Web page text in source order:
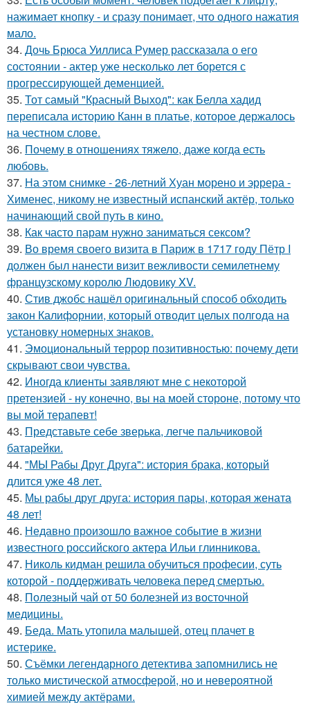
нажимает кнопку - и сразу понимает, что одного нажатия
мало.
34. Дочь Брюса Уиллиса Румер рассказала о его
состоянии - актер уже несколько лет борется с
прогрессирующей деменцией.
35. Тот самый "Красный Выход": как Белла хадид
переписала историю Канн в платье, которое держалось
на честном слове.
36. Почему в отношениях тяжело, даже когда есть
любовь.
37. На этом снимке - 26-летний Хуан морено и эррера -
Хименес, никому не известный испанский актёр, только
начинающий свой путь в кино.
38. Как часто парам нужно заниматься сексом?
39. Во время своего визита в Париж в 1717 году Пётр I
должен был нанести визит вежливости семилетнему
французскому королю Людовику XV.
40. Стив джобс нашёл оригинальный способ обходить
закон Калифорнии, который отводит целых полгода на
установку номерных знаков.
41. Эмоциональный террор позитивностью: почему дети
скрывают свои чувства.
42. Иногда клиенты заявляют мне с некоторой
претензией - ну конечно, вы на моей стороне, потому что
вы мой терапевт!
43. Представьте себе зверька, легче пальчиковой
батарейки.
44. "МЫ Рабы Друг Друга": история брака, который
длится уже 48 лет.
45. Мы рабы друг друга: история пары, которая жената
48 лет!
46. Недавно произошло важное событие в жизни
известного российского актера Ильи глинникова.
47. Николь кидман решила обучиться професии, суть
которой - поддерживать человека перед смертью.
48. Полезный чай от 50 болезней из восточной
медицины.
49. Беда. Мать утопила малышей, отец плачет в
истерике.
50. Съёмки легендарного детектива запомнились не
только мистической атмосферой, но и невероятной
химией между актёрами.